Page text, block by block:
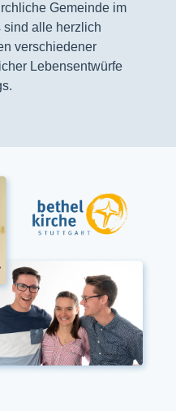
Gemeinde im
sind alle herzlich
verschiedener
Lebensentwürfe